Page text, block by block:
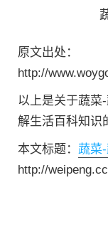
原文出处：
http://
以上是关于蔬菜
解生活百科知识
本文标题： 蔬菜
http://